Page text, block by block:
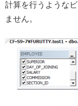
計算を行うような
ません。